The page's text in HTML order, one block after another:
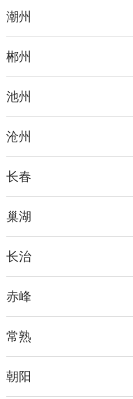
潮州
郴州
池州
沧州
长春
巢湖
长治
赤峰
常熟
朝阳